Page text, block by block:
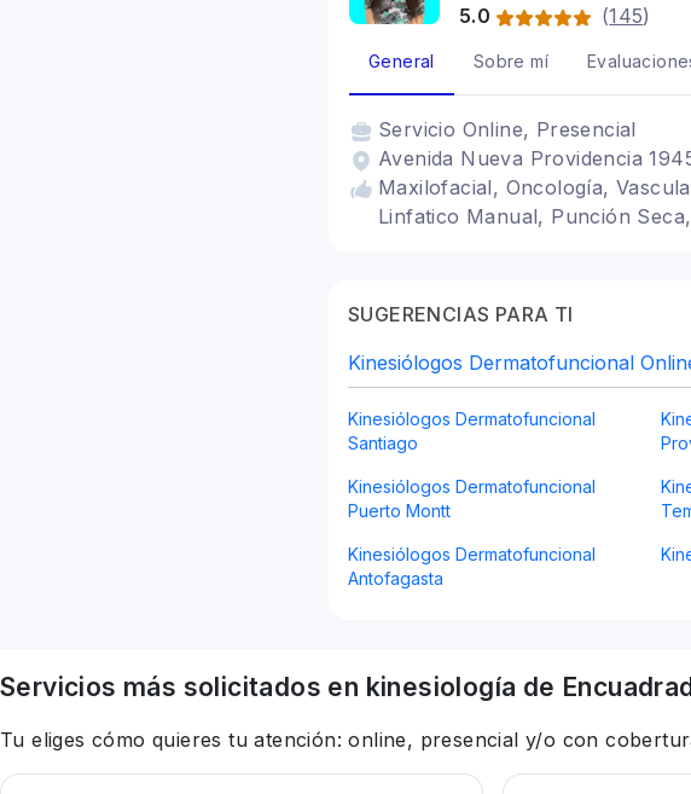
5.0
(145)
General Sobre mí
Servicio Online, Presencial
Avenida Nueva Providencia
Maxilofacial, Oncología,
Linfatico Manual, Punción
SUGERENCIAS PARA TI
Kinesiólogos Dermatofuncional
Kinesiólogos Dermatofuncional
Santiago
Kinesiólogos Dermatofuncional
Puerto Montt
Kinesiólogos Dermatofuncional
Antofagasta
Servicios más solicitados en kinesiología de
Tu eliges cómo quieres tu atención: online, presencial y/o con